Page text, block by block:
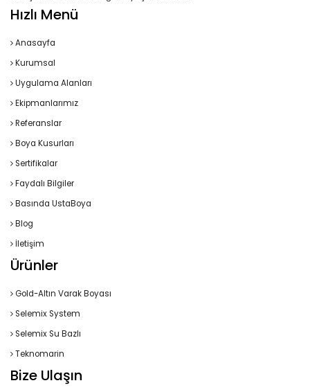
Hızlı Menü
Anasayfa
Kurumsal
Uygulama Alanları
Ekipmanlarımız
Referanslar
Boya Kusurları
Sertifikalar
Faydalı Bilgiler
Basında UstaBoya
Blog
İletişim
Ürünler
Gold-Altın Varak Boyası
Selemix System
Selemix Su Bazlı
Teknomarin
Bize Ulaşın